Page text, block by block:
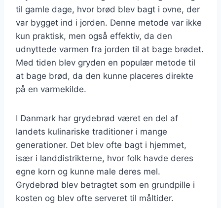
til gamle dage, hvor brød blev bagt i ovne, der
var bygget ind i jorden. Denne metode var ikke
kun praktisk, men også effektiv, da den
udnyttede varmen fra jorden til at bage brødet.
Med tiden blev gryden en populær metode til
at bage brød, da den kunne placeres direkte
på en varmekilde.
I Danmark har grydebrød været en del af
landets kulinariske traditioner i mange
generationer. Det blev ofte bagt i hjemmet,
især i landdistrikterne, hvor folk havde deres
egne korn og kunne male deres mel.
Grydebrød blev betragtet som en grundpille i
kosten og blev ofte serveret til måltider.